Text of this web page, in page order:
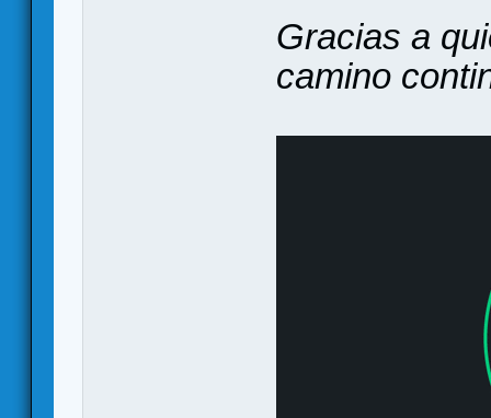
Gracias a
camino